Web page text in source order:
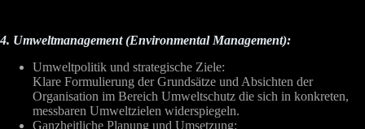
4. Umweltmanagement (Environmental Management):
Umweltpolitik und strategische Ziele:
Klare Formulierung der Grundsätze und Absichten der
Organisation im Bereich Umweltschutz die sich in konkreten,
messbaren Umweltzielen widerspiegeln.
Ganzheitliche Planung und Umsetzung: